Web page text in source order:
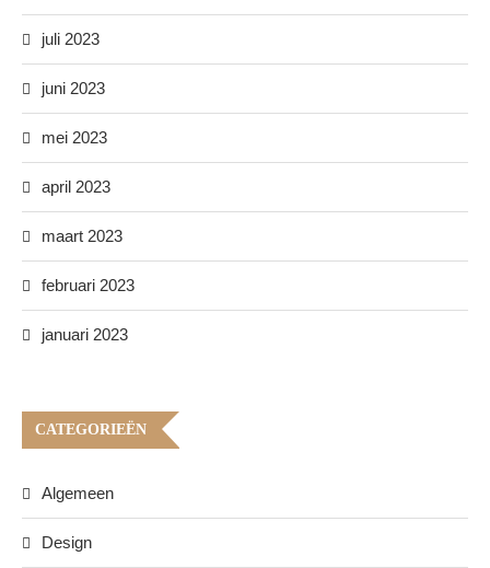
juli 2023
juni 2023
mei 2023
april 2023
maart 2023
februari 2023
januari 2023
CATEGORIEËN
Algemeen
Design